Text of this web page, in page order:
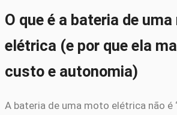
O que é a bateria de
elétrica (e por que ela
custo e autonomia)
A bateria de uma moto elétrica não é